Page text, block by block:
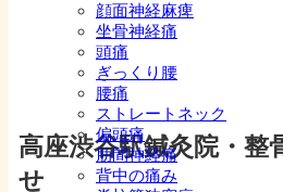
顔面神経麻痺
坐骨神経痛
頭痛
ぎっくり腰
腰痛
ストレートネック
偏頭痛
肋間神経痛
背中の痛み
高座渋谷駅鍼灸院・整
せ